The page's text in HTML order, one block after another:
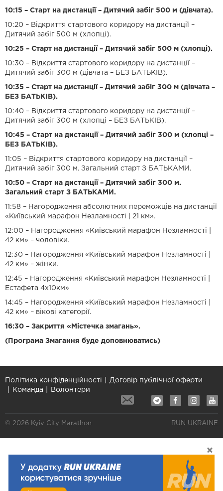
10:15 – Старт на дистанції – Дитячий забіг 500 м (дівчата).
10:20 – Відкриття стартового коридору на дистанції –
Дитячий забіг 500 м (хлопці).
10:25 – Старт на дистанції – Дитячий забіг 500 м (хлопці).
10:30 – Відкриття стартового коридору на дистанції –
Дитячий забіг 300 м (дівчата – БЕЗ БАТЬКІВ).
10:35 – Старт на дистанції – Дитячий забіг 300 м (дівчата –
БЕЗ БАТЬКІВ).
10:40 – Відкриття стартового коридору на дистанції –
Дитячий забіг 300 м (хлопці – БЕЗ БАТЬКІВ).
10:45 – Старт на дистанції – Дитячий забіг 300 м (хлопці –
БЕЗ БАТЬКІВ).
11:05 – Відкриття стартового коридору на дистанції –
Дитячий забіг 300 м. Загальний старт З БАТЬКАМИ.
10:50 – Старт на дистанції – Дитячий забіг 300 м.
Загальний старт З БАТЬКАМИ.
11:58 – Нагородження абсолютних переможців на дистанції
«Київський марафон Незламності | 21 км».
12:00 – Нагородження «Київський марафон Незламності |
42 км» – чоловіки.
12:30 – Нагородження «Київський марафон Незламності |
42 км» – жінки.
12:45 – Нагородження «Київський марафон Незламності |
Естафета 4х10км»
14:45 – Нагородження «Київський марафон Незламності |
42 км» – вікові категорії.
16:30 – Закриття «Містечка змагань».
(Програма Змагання буде доповнюватись)
Політика конфіденційності
Договір публічної оферти
Команда
Волонтери
© 2026 Kyiv City Marathon RUN UKRAINE